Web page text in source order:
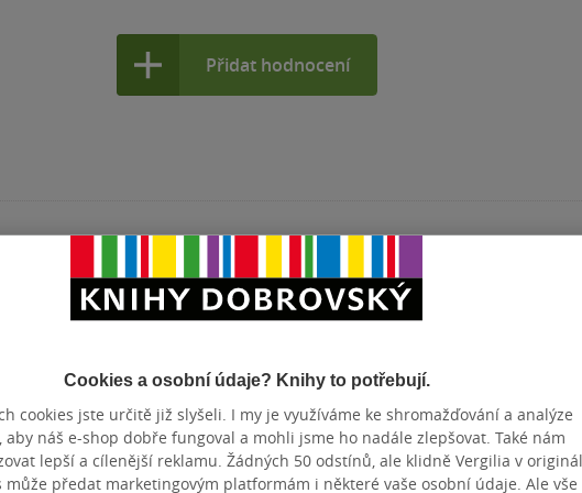
Přidat hodnocení
Nedostupné
Cookies a osobní údaje? Knihy to potřebují.
cookies jste určitě již slyšeli. I my je využíváme ke shromažďování a analýze
náš e-shop dobře fungoval a mohli jsme ho nadále zlepšovat. Také nám
lepší a cílenější reklamu. Žádných 50 odstínů, ale klidně Vergilia v
může předat marketingovým platformám i některé vaše osobní údaje. Ale vše